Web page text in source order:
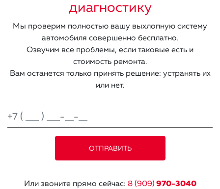
диагностику
Мы проверим полностью вашу выхлопную систему
автомобиля совершенно бесплатно.
Озвучим все проблемы, если таковые есть и
стоимость ремонта.
Вам останется только принять решение: устранять их
или нет.
Или звоните прямо сейчас: 8 (909) 970-3040